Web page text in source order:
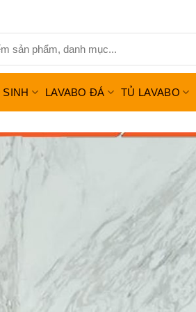
SINH LAVABO ĐÁ TỦ LAVABO